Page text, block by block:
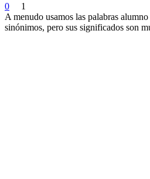
0
1
A menudo usamos las palabras
sinónimos, pero sus significados son